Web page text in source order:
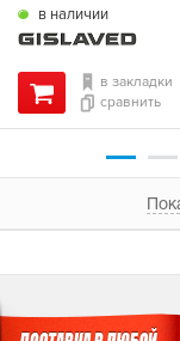
в наличии
в закладки
сравнить